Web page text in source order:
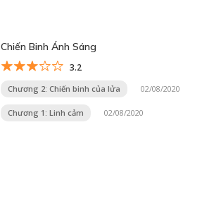
Chiến Binh Ánh Sáng
3.2
Chương 2: Chiến binh của lửa 02/08/2020
Chương 1: Linh cảm 02/08/2020